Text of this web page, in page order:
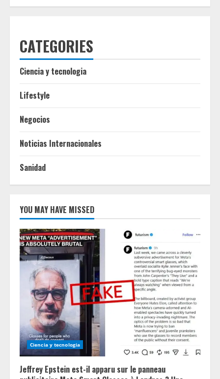
CATEGORIES
Ciencia y tecnologia
Lifestyle
Negocios
Noticias Internacionales
Sanidad
YOU MAY HAVE MISSED
Ciencia y tecnologia
Jeffrey Epstein est-il apparu sur le panneau